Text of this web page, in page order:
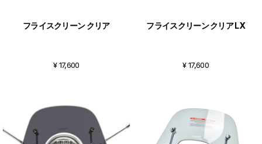
フライスクリーン クリア
¥ 17,600
フライスクリーン クリア LX
¥ 17,600